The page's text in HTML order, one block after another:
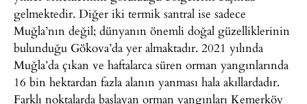
gelmektedir. Diğer iki termik santral ise sadece
Muğla’nın değil; dünyanın önemli doğal güzelliklerinin
bulunduğu Gökova’da yer almaktadır. 2021 yılında
Muğla’da çıkan ve haftalarca süren orman yangınlarında
16 bin hektardan fazla alanın yanması hala akıllardadır.
Farklı noktalarda başlayan orman yangınları Kemerköy